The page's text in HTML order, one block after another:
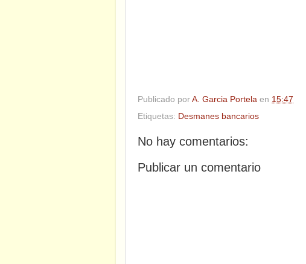
Publicado por A. Garcia Portela en 15:47
Etiquetas: Desmanes bancarios
No hay comentarios:
Publicar un comentario